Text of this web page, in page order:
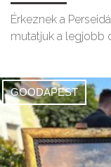
Érkeznek a
mutatjuk a legjobb
GOODAPEST